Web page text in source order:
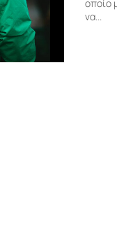
οποίο
να...